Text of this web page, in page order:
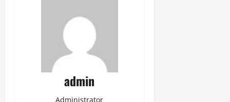
admin
Administrator